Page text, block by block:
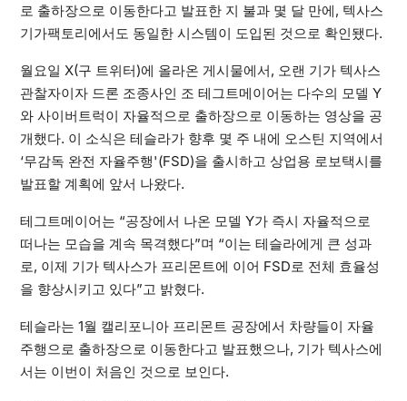
로 출하장으로 이동한다고 발표한 지 불과 몇 달 만에, 텍사스
기가팩토리에서도 동일한 시스템이 도입된 것으로 확인됐다.
월요일 X(구 트위터)에 올라온 게시물에서, 오랜 기가 텍사스
관찰자이자 드론 조종사인 조 테그트메이어는 다수의 모델 Y
와 사이버트럭이 자율적으로 출하장으로 이동하는 영상을 공
개했다. 이 소식은 테슬라가 향후 몇 주 내에 오스틴 지역에서
‘무감독 완전 자율주행'(FSD)을 출시하고 상업용 로보택시를
발표할 계획에 앞서 나왔다.
테그트메이어는 “공장에서 나온 모델 Y가 즉시 자율적으로
떠나는 모습을 계속 목격했다”며 “이는 테슬라에게 큰 성과
로, 이제 기가 텍사스가 프리몬트에 이어 FSD로 전체 효율성
을 향상시키고 있다”고 밝혔다.
테슬라는 1월 캘리포니아 프리몬트 공장에서 차량들이 자율
주행으로 출하장으로 이동한다고 발표했으나, 기가 텍사스에
서는 이번이 처음인 것으로 보인다.